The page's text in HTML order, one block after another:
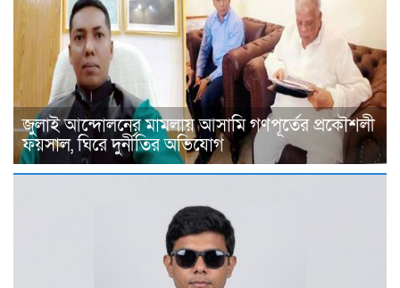
জুলাই আন্দোলনের মামলায় আসামি গণপূর্তের প্রকৌশলী
ফয়সাল, ঘিরে দুর্নীতির অভিযোগ